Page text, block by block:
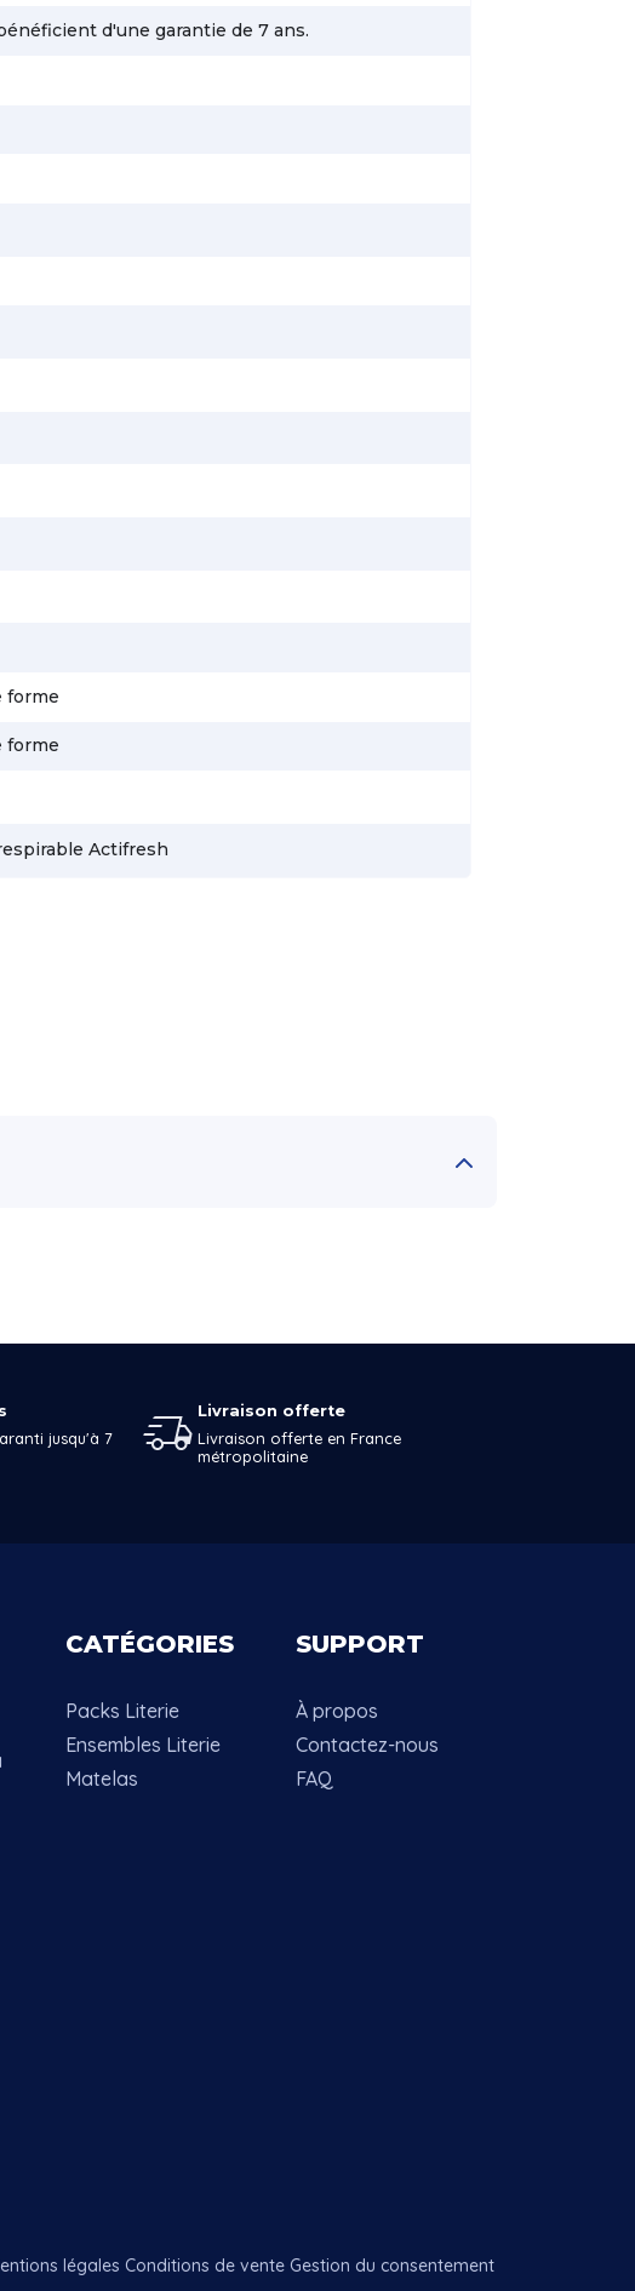
d'une garantie de 7 ans.
forme
forme
Actifresh
jusqu'à 7
Livraison offerte
Livraison offerte en France
métropolitaine
CATÉGORIES
Packs Literie
Ensembles Literie
Matelas
SUPPORT
À propos
Contactez-nous
FAQ
légales Conditions de vente Gestion du consentement